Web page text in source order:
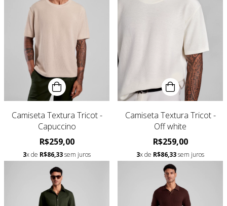
Camiseta Textura Tricot -
Capuccino
R$259,00
3x de R$86,33sem juros
Camiseta Textura Tricot -
Off white
R$259,00
3x de R$86,33sem juros